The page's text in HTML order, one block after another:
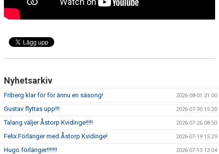
Nyhetsarkiv
Friberg klar för för ännu en säsong! 2026-08-01 21:00
Gustav flyttas upp!!! 2026-07-30 15:20
Talang väljer Åstorp Kvidinge!!!!! 2026-07-26 08:50
Felix Förlänger med Åstorp Kvidinge! 2026-07-19 15:29
Hugo förlänger!!!!!!! 2026-07-13 13:04